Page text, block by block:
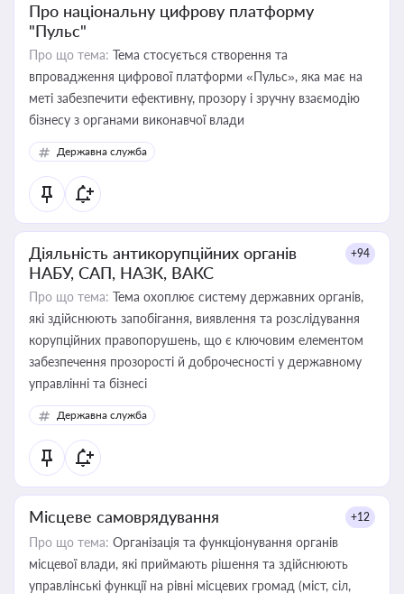
Про національну цифрову платформу
"Пульс"
Про що тема: Тема стосується створення та
впровадження цифрової платформи «Пульс», яка має на
меті забезпечити ефективну, прозору і зручну взаємодію
бізнесу з органами виконавчої влади
Державна служба
Діяльність антикорупційних органів
НАБУ, САП, НАЗК, ВАКС
+94
Про що тема: Тема охоплює систему державних органів,
які здійснюють запобігання, виявлення та розслідування
корупційних правопорушень, що є ключовим елементом
забезпечення прозорості й доброчесності у державному
управлінні та бізнесі
Державна служба
Місцеве самоврядування +12
Про що тема: Організація та функціонування органів
місцевої влади, які приймають рішення та здійснюють
управлінські функції на рівні місцевих громад (міст, сіл,